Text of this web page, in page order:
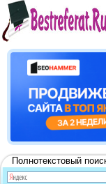
Полнотекстовый